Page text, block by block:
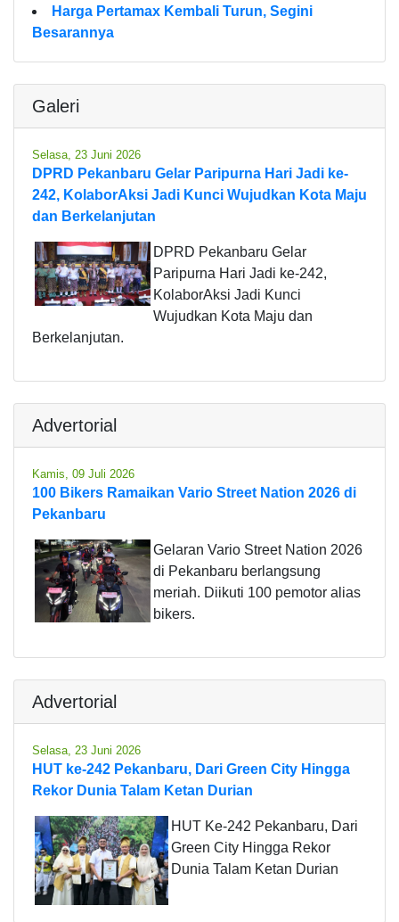
Harga Pertamax Kembali Turun, Segini
Besarannya
Galeri
Selasa, 23 Juni 2026
DPRD Pekanbaru Gelar Paripurna Hari Jadi ke-
242, KolaborAksi Jadi Kunci Wujudkan Kota Maju
dan Berkelanjutan
DPRD Pekanbaru Gelar
Paripurna Hari Jadi ke-242,
KolaborAksi Jadi Kunci
Wujudkan Kota Maju dan
Berkelanjutan.
Advertorial
Kamis, 09 Juli 2026
100 Bikers Ramaikan Vario Street Nation 2026 di
Pekanbaru
Gelaran Vario Street Nation 2026
di Pekanbaru berlangsung
meriah. Diikuti 100 pemotor alias
bikers.
Advertorial
Selasa, 23 Juni 2026
HUT ke-242 Pekanbaru, Dari Green City Hingga
Rekor Dunia Talam Ketan Durian
HUT Ke-242 Pekanbaru, Dari
Green City Hingga Rekor
Dunia Talam Ketan Durian